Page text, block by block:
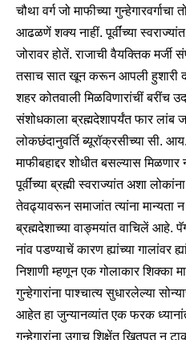
चौथा वर्ग जो माफीच्या
आढळणें शक्य नाहीं. पूर्वींच्या
जोरावर होतें. राजाची वैयक्तिक मर्जी
तसाच सात खून करून आपली हुशारी
शहर कोतवाली मिळविणारांचीं बरींच
संशोधकाला ब्रह्मदेशापर्यंत फार लांब
लोकछंदानुवर्ति ब्यूरॉक्रसीच्या सी.
माफीबहाद्दर शोधीत बसल्यास
पूर्वींच्या ब्रह्मी स्वराज्यांत अशा
तेवढ्यावरून समाजांत त्यांना मान्यता
ब्रह्मदेशाच्या वाङ्मयांत वाचिलें आहे.
नांव पडण्याचें कारण ह्यांच्या गालांवर
निशाणी म्हणून एक गोलाकार शिक्का
गुन्हेगारांना पाश्चात्य सुधारलेल्या
आहेत हा जुन्यानव्यांत एक फरक
गुन्हेगारांना उगाच शिक्षेंत खितपत न